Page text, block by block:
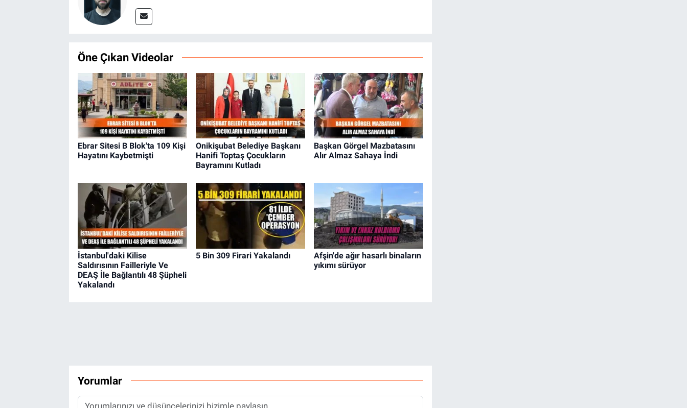
Öne Çıkan Videolar
Ebrar Sitesi B Blok'ta 109 Kişi
Hayatını Kaybetmişti
Onikişubat Belediye Başkanı
Hanifi Toptaş Çocukların
Bayramını Kutladı
Başkan Görgel Mazbatasını
Alır Almaz Sahaya İndi
İstanbul'daki Kilise
Saldırısının Failleriyle Ve
DEAŞ İle Bağlantılı 48 Şüpheli
Yakalandı
5 Bin 309 Firari Yakalandı
Afşin'de ağır hasarlı binaların
yıkımı sürüyor
Yorumlar